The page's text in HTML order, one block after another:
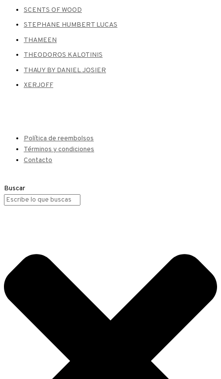
SCENTS OF WOOD
STEPHANE HUMBERT LUCAS
THAMEEN
THEODOROS KALOTINIS
THAUY BY DANIEL JOSIER
XERJOFF
Política de reembolsos
Términos y condiciones
Contacto
Buscar